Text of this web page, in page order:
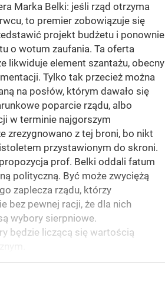
Marka Belki: jeśli rząd otrzyma
to premier zobowiązuje się
projekt budżetu i ponownie
o wotum zaufania. Ta oferta
likwiduje element szantażu, obecny
Tylko tak przecież można
na posłów, którym dawało się
poparcie rządu, albo
w terminie najgorszym
zrezygnowano z tej broni, bo nikt
przystawionym do skroni.
prof. Belki oddali fatum
polityczną. Być może zwyciężą
zaplecza rządu, którzy
bez pewnej racji, że dla nich
wybory sierpniowe.
będzie liczącą się wartością